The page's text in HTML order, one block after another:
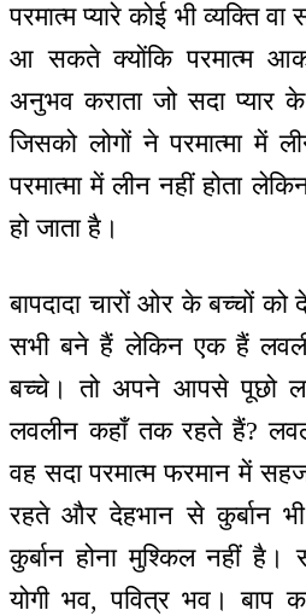
परमात्म प्यारे कोई भी व्यक्ति
आ सकते क्योंकि परमात्म
अनुभव कराता जो सदा प्यार
जिसको लोगों ने परमात्मा में
परमात्मा में लीन नहीं होता
हो जाता है।
बापदादा चारों ओर के बच्चों को
सभी बने हैं लेकिन एक हैं
बच्चे। तो अपने आपसे पूछो
लवलीन कहाँ तक रहते हैं?
वह सदा परमात्म फरमान में
रहते और देहभान से कुर्बान
कुर्बान होना मुश्किल नहीं
योगी भव, पवित्र भव। बाप